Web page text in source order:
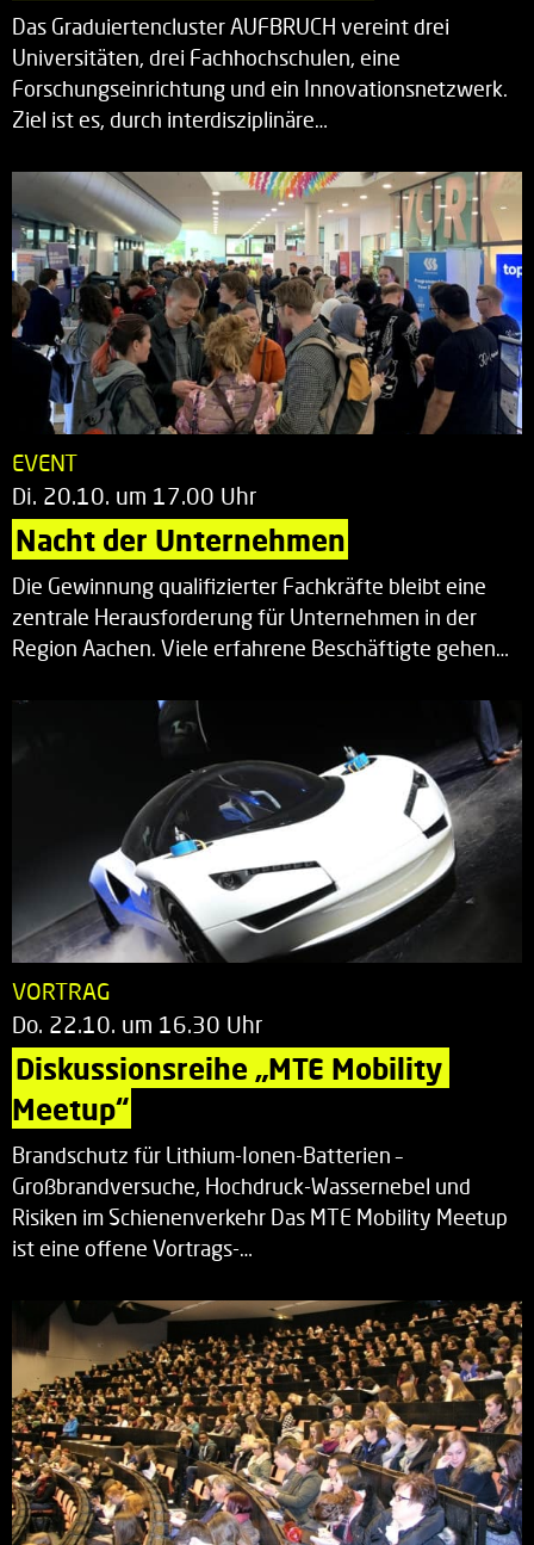
Das Graduiertencluster AUFBRUCH vereint drei
Universitäten, drei Fachhochschulen, eine
Forschungseinrichtung und ein Innovationsnetzwerk.
Ziel ist es, durch interdisziplinäre…
EVENT
Di. 20.10. um 17.00 Uhr
Nacht der Unternehmen
Die Gewinnung qualifizierter Fachkräfte bleibt eine
zentrale Herausforderung für Unternehmen in der
Region Aachen. Viele erfahrene Beschäftigte gehen…
VORTRAG
Do. 22.10. um 16.30 Uhr
Diskussionsreihe „MTE Mobility
Meetup“
Brandschutz für Lithium-Ionen-Batterien –
Großbrandversuche, Hochdruck-Wassernebel und
Risiken im Schienenverkehr Das MTE Mobility Meetup
ist eine offene Vortrags-…